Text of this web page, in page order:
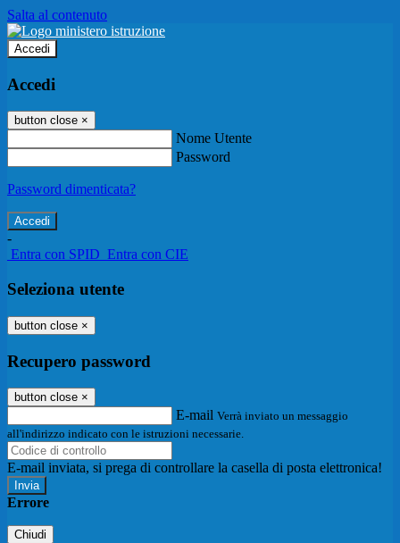
Salta al contenuto
Accedi
Accedi
button close ×
Nome Utente
Password
Password dimenticata?
-
Entra con SPID Entra con CIE
Seleziona utente
button close ×
Recupero password
button close ×
E-mail Verrà inviato un messaggio
all'indirizzo indicato con le istruzioni necessarie.
E-mail inviata, si prega di controllare la casella di posta elettronica!
Errore
Chiudi